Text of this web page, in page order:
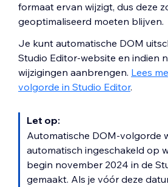
formaat ervan wijzigt, dus deze
geoptimaliseerd moeten blijven.
Je kunt automatische DOM
Studio Editor-website en indien
wijzigingen aanbrengen. Lees
volgorde in Studio Editor.
Let op:
Automatische DOM-volgorde
automatisch ingeschakeld op
begin november 2024 in de
gemaakt. Als je vóór deze